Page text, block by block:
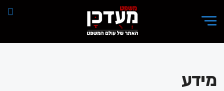
מידע